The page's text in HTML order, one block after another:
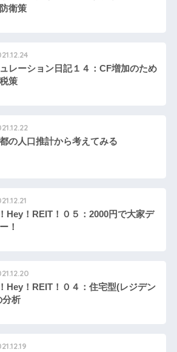
衛策
レーション日記１４：CF増加のため
策
の人口推計から考えてみる
Hey！REIT！０５：2000円で大家デ
！
Hey！REIT！０４：住宅型(レジデン
分析